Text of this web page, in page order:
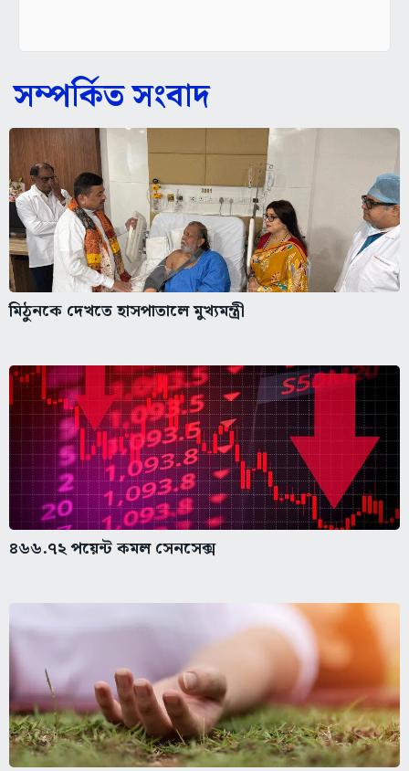
সম্পর্কিত সংবাদ
মিঠুনকে দেখতে হাসপাতালে মুখ্যমন্ত্রী
৪৬৬.৭২ পয়েন্ট কমল সেনসেক্স